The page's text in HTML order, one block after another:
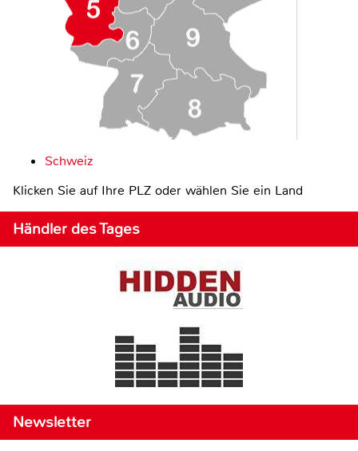
Schweiz
Klicken Sie auf Ihre PLZ oder wählen Sie ein Land
Händler des Tages
Newsletter